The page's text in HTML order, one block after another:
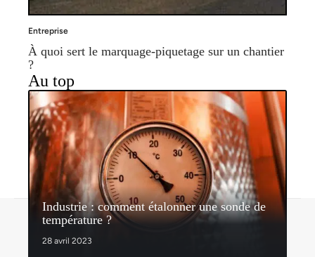
Entreprise
À quoi sert le marquage-piquetage sur un chantier
?
Au top
Industrie : comment étalonner une sonde de
température ?
28 avril 2023
Contact Mentions légales Sitemap